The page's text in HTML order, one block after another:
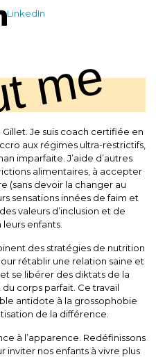
LinkedIn
me
Je suis coach certifiée en
aux régimes ultra-restrictifs,
imparfaite. J’aide d’autres
alimentaires, à accepter
(sans devoir la changer au
sensations innées de faim et
valeurs d’inclusion et de
enfants.
des stratégies de nutrition
rétablir une relation saine et
se libérer des diktats de la
corps parfait. Ce travail
antidote à la grossophobie
de la différence.
à l’apparence. Redéfinissons
inviter nos enfants à vivre plus